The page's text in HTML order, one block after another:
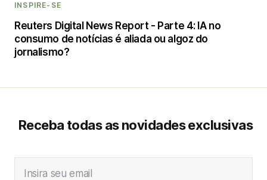
INSPIRE-SE
Reuters Digital News Report - Parte 4: IA no
consumo de notícias é aliada ou algoz do
jornalismo?
Receba todas as novidades exclusivas
Insira seu email